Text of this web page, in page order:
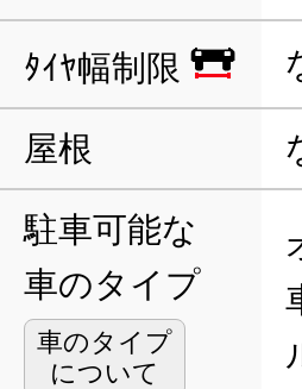
ﾀｲﾔ幅制限
屋根
駐車可能な
車のタイプ
車のタイプ
について